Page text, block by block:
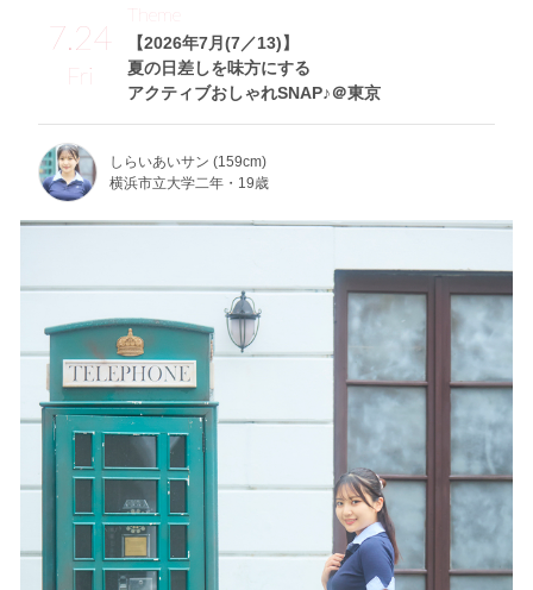
7.24
Fri
【2026年7月(7／13)】
夏の日差しを味方にする
アクティブおしゃれSNAP♪＠東京
Theme
しらいあいサン (159cm)
横浜市立大学二年・19歳